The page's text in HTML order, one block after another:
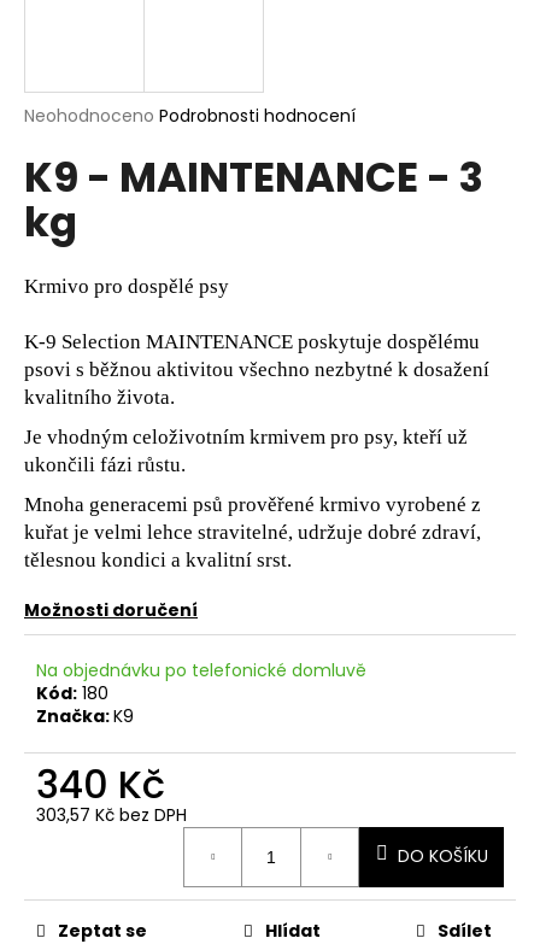
Průměrné
produktu
je
0,0
hvězdiček.
Neohodnoceno Podrobnosti hodnocení
K9 - MAINTENANCE - 3
kg
Krmivo pro dospělé psy
K-9 Selection MAINTENANCE poskytuje dospělému
psovi s běžnou aktivitou všechno nezbytné k dosažení
kvalitního života.
Je vhodným celoživotním krmivem pro psy, kteří už
ukončili fázi růstu.
Mnoha generacemi psů prověřené krmivo vyrobené z
kuřat je velmi lehce stravitelné, udržuje dobré zdraví,
tělesnou kondici a kvalitní srst.
Možnosti doručení
Na objednávku po telefonické domluvě
Kód: 180
Značka:K9
340 Kč
303,57 Kč bez DPH
DO KOŠÍKU
Zeptat se Hlídat Sdílet
í
t
?
HLEDAT
D
o
p
o
r
u
č
u
j
e
e